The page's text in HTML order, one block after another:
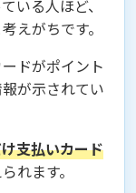
いる人ほど、
えがちです。
ドがポイント
が示されてい
支払いカード
れます。